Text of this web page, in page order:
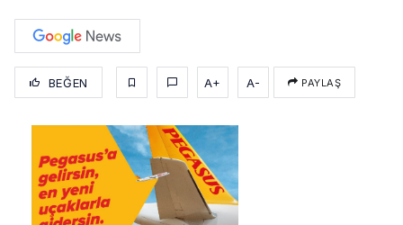
BEĞEN A+ A- PAYLAŞ